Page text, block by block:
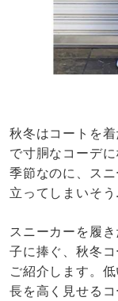
秋冬はコートを
で寸胴なコーデ
季節なのに、ス
立ってしまいそう
スニーカーを履
子に捧ぐ、秋冬
ご紹介します。
長を高く見せる